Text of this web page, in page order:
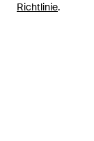
Richtlinie.